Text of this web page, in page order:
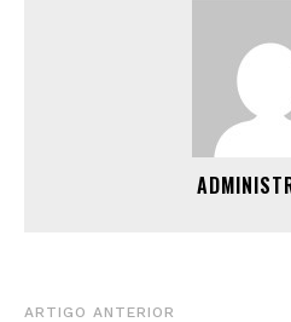
ARTIGO ANTERIOR